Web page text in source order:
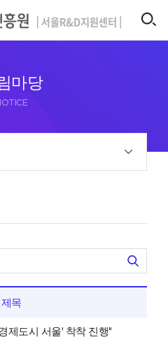
마당
제목
제도시 서울' 착착 진행"